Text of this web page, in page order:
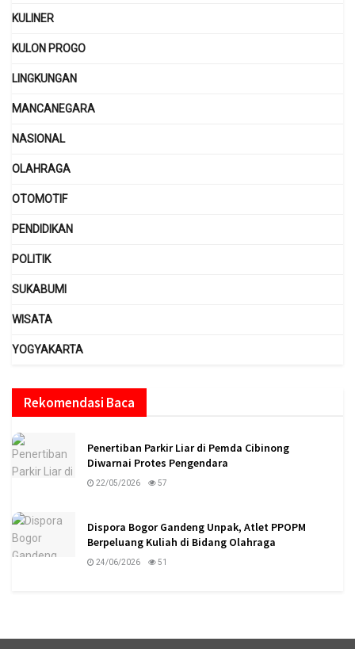
KULINER
KULON PROGO
LINGKUNGAN
MANCANEGARA
NASIONAL
OLAHRAGA
OTOMOTIF
PENDIDIKAN
POLITIK
SUKABUMI
WISATA
YOGYAKARTA
Rekomendasi Baca
Penertiban Parkir Liar di Pemda Cibinong
Diwarnai Protes Pengendara
22/05/2026 57
Dispora Bogor Gandeng Unpak, Atlet PPOPM
Berpeluang Kuliah di Bidang Olahraga
24/06/2026 51